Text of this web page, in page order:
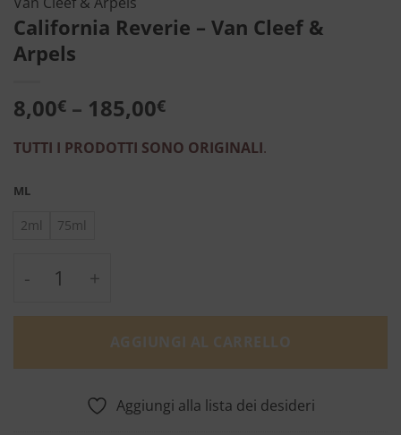
California Reverie – Van Cleef &
Arpels
8,00€ – 185,00€
TUTTI I PRODOTTI SONO ORIGINALI.
ML
2ml 75ml
California Reverie - Van Cleef & Arpels
AGGIUNGI AL CARRELLO
Aggiungi alla lista dei desideri